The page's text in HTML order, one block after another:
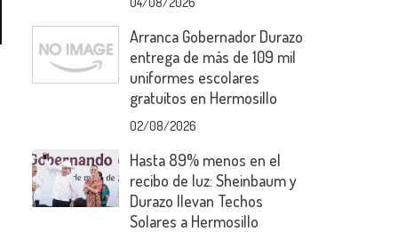
Arranca Gobernador Durazo
entrega de más de 109 mil
uniformes escolares
gratuitos en Hermosillo
02/08/2026
Hasta 89% menos en el
recibo de luz: Sheinbaum y
Durazo llevan Techos
Solares a Hermosillo